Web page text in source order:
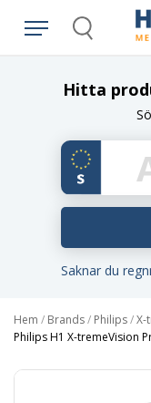
Search
Hitta
Saknar du
Hem / Brands/ Philips/X-
Philips H1 X-tremeVision